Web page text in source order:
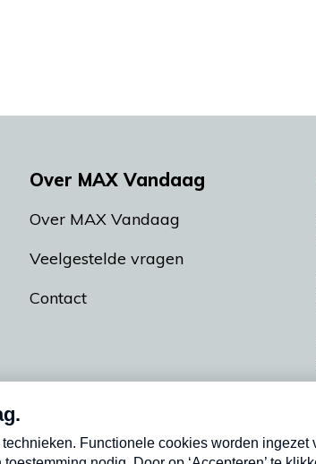
Over MAX Vandaag
Over MAX Vandaag
Veelgestelde vragen
Contact